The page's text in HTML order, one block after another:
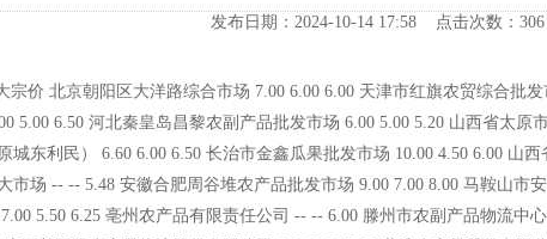
发布日期：2024-10-14 17:58 点击次数：306
宗价 北京朝阳区大洋路综合市场 7.00 6.00 6.00 天津市红旗农贸综合批
5.00 6.50 河北秦皇岛昌黎农副产品批发市场 6.00 5.00 5.20 山西省太原
城东利民） 6.60 6.00 6.50 长治市金鑫瓜果批发市场 10.00 4.50 6.00 山
市场 -- -- 5.48 安徽合肥周谷堆农产品批发市场 9.00 7.00 8.00 马鞍山市
5.50 6.25 亳州农产品有限责任公司 -- -- 6.00 滕州市农副产品物流中